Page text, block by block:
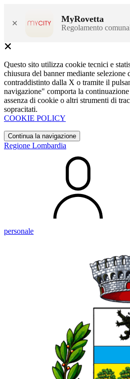
× MyRovetta
Regolamento
Questo sito utilizza cookie tecnici e
chiusura del banner mediante selezione
contraddistinto dalla X o tramite il
navigazione" comporta la
assenza di cookie o altri strumenti di
sopracitati.
COOKIE POLICY
Continua la navigazione
Regione Lombardia
personale